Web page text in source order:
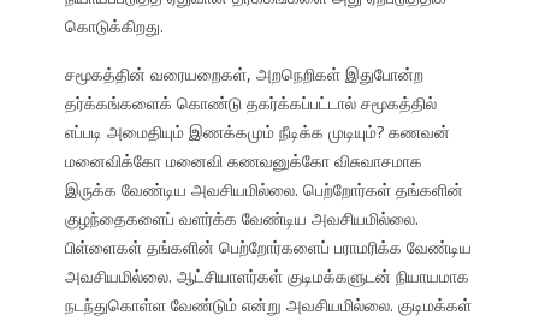
கொடுக்கிறது.
சமூகத்தின் வரையறைகள், அறநெறிகள் இதுபோன்ற
தர்க்கங்களைக் கொண்டு தகர்க்கப்பட்டால் சமூகத்தில்
எப்படி அமைதியும் இணக்கமும் நீடிக்க முடியும்? கணவன்
மனைவிக்கோ மனைவி கணவனுக்கோ விசுவாசமாக
இருக்க வேண்டிய அவசியமில்லை. பெற்றோர்கள் தங்களின்
குழந்தைகளைப் வளர்க்க வேண்டிய அவசியமில்லை.
பிள்ளைகள் தங்களின் பெற்றோர்களைப் பராமரிக்க வேண்டிய
அவசியமில்லை. ஆட்சியாளர்கள் குடிமக்களுடன் நியாயமாக
நடந்துகொள்ள வேண்டும் என்று அவசியமில்லை. குடிமக்கள்